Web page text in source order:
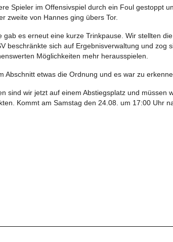
Spieler im Offensivspiel durch ein Foul gestoppt
zweite von Hannes ging übers Tor.
gab es erneut eine kurze Trinkpause. Wir stellten
beschränkte sich auf Ergebnisverwaltung und
Möglichkeiten mehr herausspielen.
Abschnitt etwas die Ordnung und es war zu
sind wir jetzt auf einem Abstiegsplatz und
Kommt am Samstag den 24.08. um 17:00 Uhr